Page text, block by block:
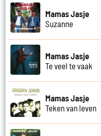
Mamas Jasje
Suzanne
Mamas Jasje
Te veel te vaak
Mamas Jasje
Teken van leven